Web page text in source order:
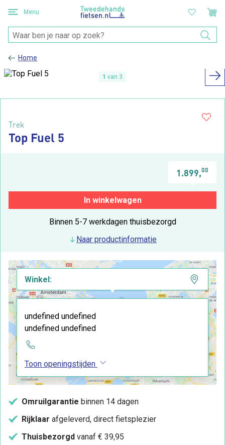
Menu
Home
1 van 3
Trek
Top Fuel 5
1.899,00
In winkelwagen
Binnen 5-7 werkdagen thuisbezorgd
Naar productinformatie
Winkel:
undefined undefined
undefined undefined
Toon openingstijden
Omruilgarantie binnen 14 dagen
Rijklaar afgeleverd, direct fietsplezier
Thuisbezorgd vanaf € 39,95